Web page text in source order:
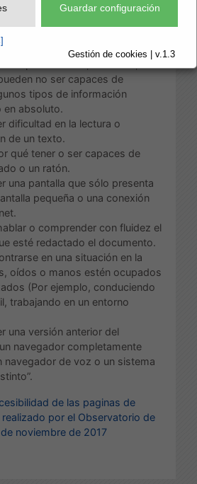
Guardar configuración
Gestión de cookies | v.1.3
Web, deben tener en cuneta que
al suyo propio:
no ser capaces de
tipos de información
en absoluto.
dificultad en la lectura o
de un texto.
qué tener o ser capaces de
o un ratón.
una pantalla que sólo presenta
pequeña o una conexión
o comprender con fluidez el
esté redactado el documento.
en una situación en la
oídos o manos estén ocupados
(Por ejemplo, conduciendo
trabajando en un entorno
una versión anterior del
navegador completamente
navegador de voz o un sistema
de las paginas de
realizado por el Observatorio de
noviembre de 2017